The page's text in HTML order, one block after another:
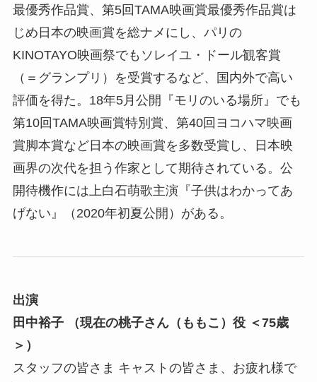
最優秀作品賞、第5回TAMA映画賞最優秀作品賞は
じめ日本の映画賞を総ナメにし、パリの
KINOTAYO映画祭でもソレイユ・ドール観客賞
（＝グランプリ）を受賞するなど、国内外で高い
評価を得た。18年5月公開『モリのいる場所』でも
第10回TAMA映画賞特別賞、第40回ヨコハマ映画
賞脚本賞など日本の映画賞を多数受賞し、日本映
画界の次代を担う作家として期待されている。公
開待機作には上白石萌歌主演『子供はわかってあ
げない』（2020年初夏公開）がある。
出演
田中裕子 （現在の桃子さん（ももこ）役 ＜75歳
＞）
スタッフの皆さま キャストの皆さま、お疲れ様で